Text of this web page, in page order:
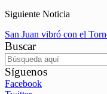
Siguiente Noticia
San Juan vibró con el
Buscar
Síguenos
Facebook